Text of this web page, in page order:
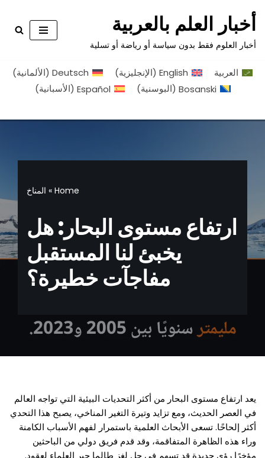
تخطى
إلى
أخبار العلم بالعربية
أخبار العلوم فقط بدون سياسة أو رياضة أو تسلية
العربية English
(الإنجليزية)
Deutsch
(الألمانية)
Bosanski
(البوسنية)
Español
(الأسبانية)
Home
» المناخ
ارتفاع مستوى البحار: هل
يخبئ لنا المستقبل
مفاجآت خطيرة؟
يعد ارتفاع مستوى البحار من أكثر التحديات البيئية التي تواجه العالم
في العصر الحديث، ومع تزايد وتيرة التغير المناخي، يصبح هذا التحدي
أكثر إلحاحًا. تسعى الأبحاث العلمية باستمرار لفهم الأسباب الكامنة
وراء هذه الظاهرة المتفاقمة، وقد قدم فريق دولي من الباحثين
مؤخرًا رؤى جديدة قد تسهم في حل لغز طالما حير العلماء لعقود.